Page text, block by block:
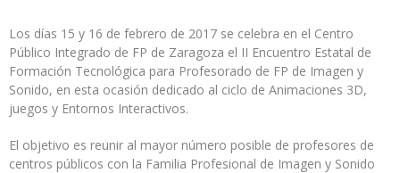
Los días 15 y 16 de febrero de 2017 se celebra en el Centro
Público Integrado de FP de Zaragoza el II Encuentro Estatal de
Formación Tecnológica para Profesorado de FP de Imagen y
Sonido, en esta ocasión dedicado al ciclo de Animaciones 3D,
juegos y Entornos Interactivos.
El objetivo es reunir al mayor número posible de profesores de
centros públicos con la Familia Profesional de Imagen y Sonido